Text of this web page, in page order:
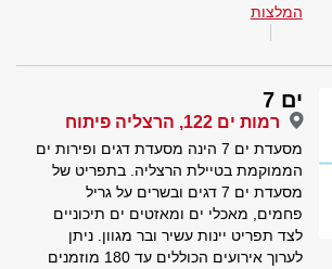
המלצות
ים 7
רמות ים 122, הרצליה פיתוח
מסעדת ים 7 הינה מסעדת דגים ופירות ים
הממוקמת בטיילת הרצליה. בתפריט של
מסעדת ים 7 דגים ובשרים על גריל
פחמים, מאכלי ים ומאזטים ים תיכוניים
לצד תפריט יינות עשיר ובר מגוון. ניתן
לערוך אירועים הכוללים עד 180 מוזמנים